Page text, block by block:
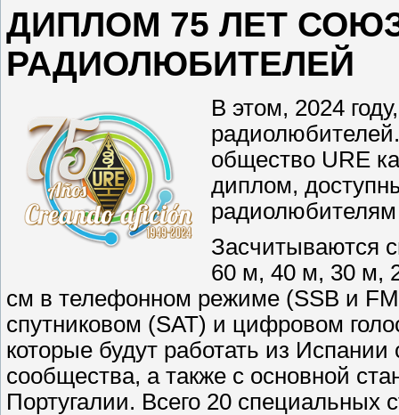
ДИПЛОМ 75 ЛЕТ
РАДИОЛЮБИТЕЛЕЙ
В этом, 2024
общество URE
диплом,
Засчитываются
60 м, 40 м, 30 м,
см в телефонном режиме (SSB и
спутниковом (SAT) и цифровом
которые будут работать из
сообщества, а также с основной
Португалии. Всего 20 специальных